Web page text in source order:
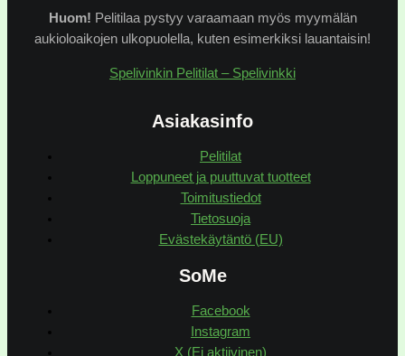
Huom! Pelitilaa pystyy varaamaan myös myymälän
aukioloaikojen ulkopuolella, kuten esimerkiksi lauantaisin!
Spelivinkin Pelitilat – Spelivinkki
Asiakasinfo
Pelitilat
Loppuneet ja puuttuvat tuotteet
Toimitustiedot
Tietosuoja
Evästekäytäntö (EU)
SoMe
Facebook
Instagram
X (Ei aktiivinen)